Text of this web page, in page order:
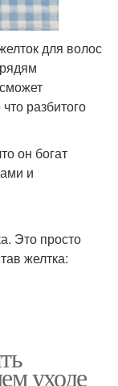
для волос
разбитого
он богат
и
Это просто
желтка:
уходе